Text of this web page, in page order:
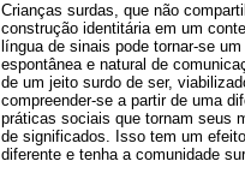
Crianças surdas, que não
construção identitária em um
língua de sinais pode tornar-se
espontânea e natural de
de um jeito surdo de ser,
compreender-se a partir de uma
práticas sociais que tornam seus
de significados. Isso tem um
diferente e tenha a comunidade